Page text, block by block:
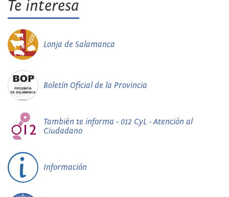
Te interesa
Lonja de Salamanca
Boletín Oficial de la Provincia
También te informa - 012 CyL - Atención al
Ciudadano
Información